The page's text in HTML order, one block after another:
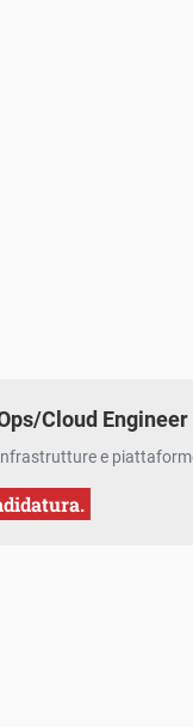
Cloud Engineer
e